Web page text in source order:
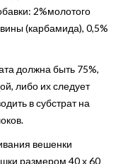
2%молотого
(карбамида), 0,5%
должна быть 75%,
либо их следует
в субстрат на
вешенки
размером 40 х 60